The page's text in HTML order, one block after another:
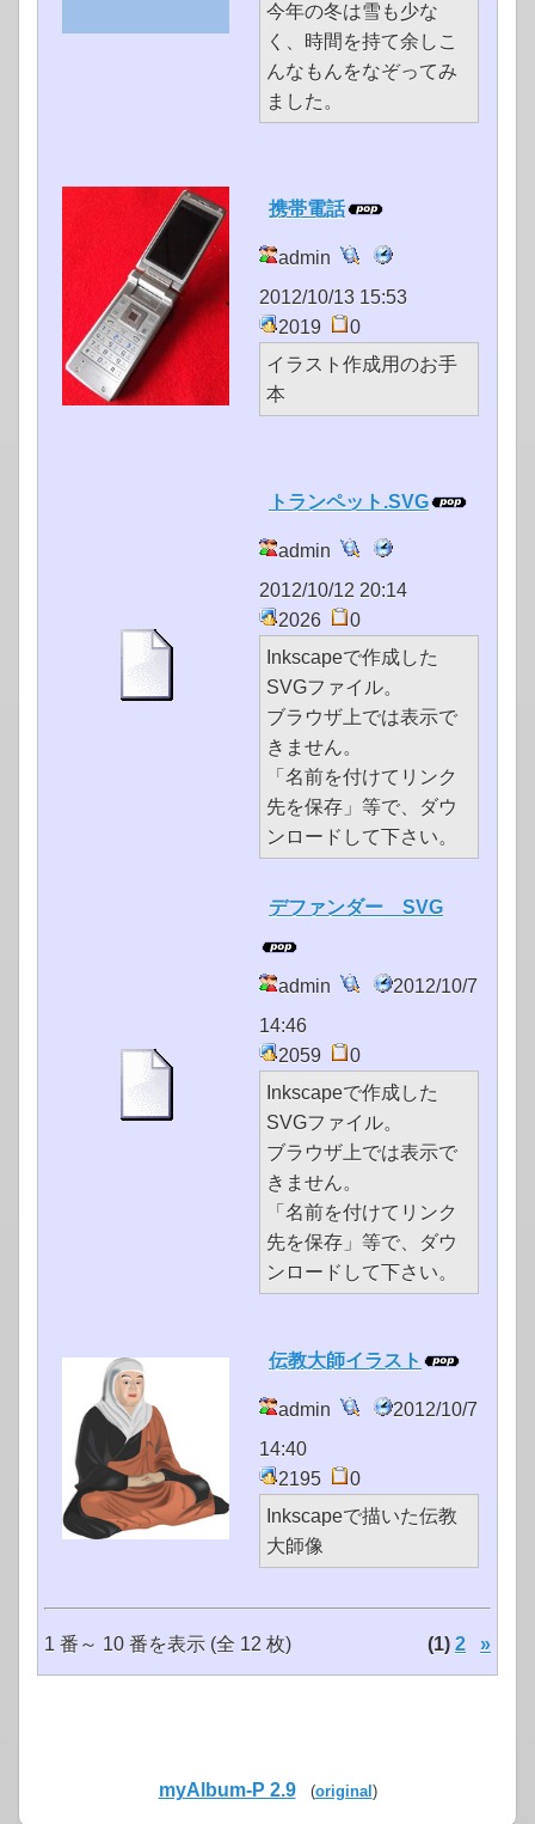
今年の冬は雪も少な
く、時間を持て余しこ
んなもんをなぞってみ
ました。
携帯電話
admin
2012/10/13 15:53
2019
0
イラスト作成用のお手
本
トランペット.SVG
admin
2012/10/12 20:14
2026
0
Inkscapeで作成した
SVGファイル。
ブラウザ上では表示で
きません。
「名前を付けてリンク
先を保存」等で、ダウ
ンロードして下さい。
デファンダー SVG
admin
2012/10/7
14:46
2059
0
Inkscapeで作成した
SVGファイル。
ブラウザ上では表示で
きません。
「名前を付けてリンク
先を保存」等で、ダウ
ンロードして下さい。
伝教大師イラスト
admin
2012/10/7
14:40
2195
0
Inkscapeで描いた伝教
大師像
1 番～ 10 番を表示 (全 12 枚) (1) 2 »
myAlbum-P 2.9 (original )